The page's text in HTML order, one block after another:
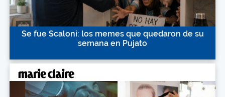
Se fue Scaloni: los memes que quedaron de su
semana en Pujato